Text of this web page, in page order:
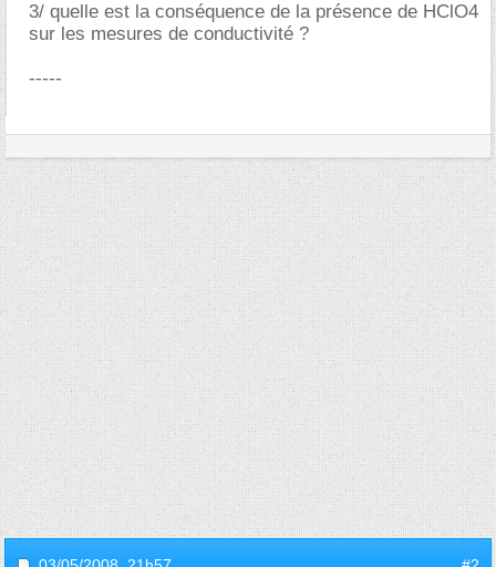
3/ quelle est la conséquence de la présence de HClO4
sur les mesures de conductivité ?
-----